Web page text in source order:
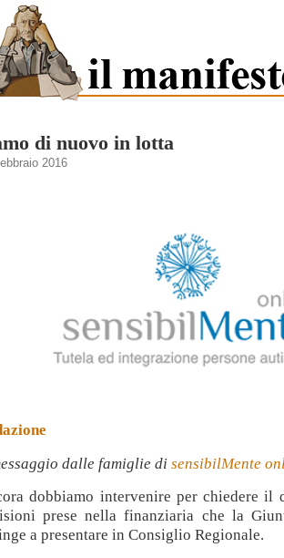
di nuovo in lotta
2016
dalle famiglie di sensibilMente
dobbiamo intervenire per chiedere il
prese nella finanziaria che la
a presentare in Consiglio Regionale.